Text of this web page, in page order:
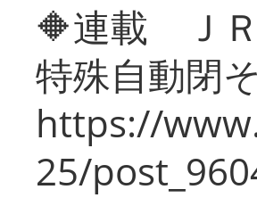
🔶連載 Ｊ
特殊自動閉
https://
25/